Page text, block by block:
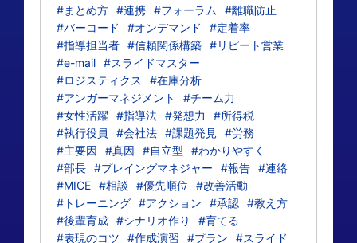
#まとめ方 #連携 #フォーラム
#離職防止
#バーコード
#オンデマンド
#定着率
#指導担当者 #信頼関係構築 #リピート営業
#e-mail #スライドマスター
#ロジスティクス
#在庫分析
#アンガーマネジメント
#チーム力
#女性活躍 #指導法 #発想力
#所得税
#執行役員
#会社法 #課題発見
#労務
#主要因
#真因 #自立型
#わかりやすく
#部長 #プレイングマネジャー #報告 #連絡
#MICE #相談 #優先順位
#改善活動
#トレーニング #アクション #承認 #教え方
#後輩育成 #シナリオ作り
#育てる
#表現のコツ
#作成演習 #プラン
#スライド